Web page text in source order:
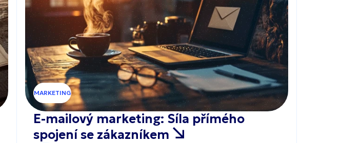
MARKETING
E-mailový marketing: Síla přímého
spojení se zákazníkem